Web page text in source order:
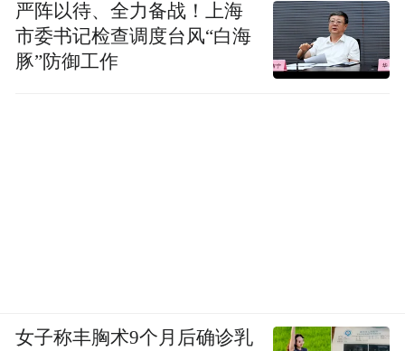
严阵以待、全力备战！上海
市委书记检查调度台风“白海
豚”防御工作
女子称丰胸术9个月后确诊乳